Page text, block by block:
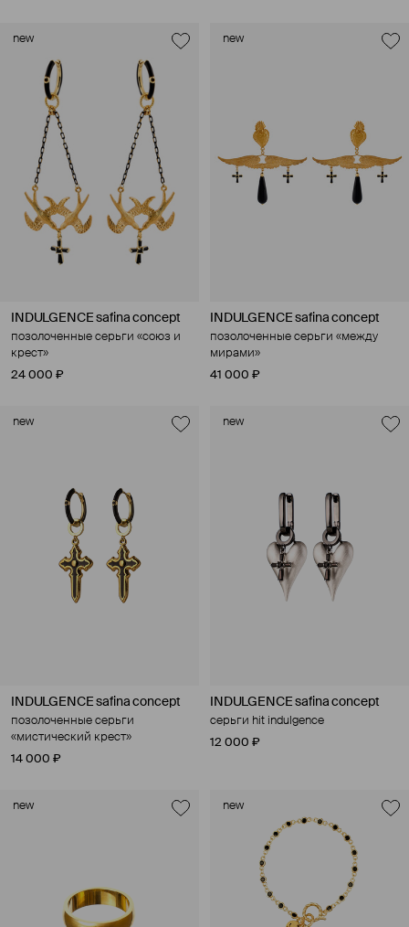
new
INDULGENCE safina concept
позолоченные серьги «союз и
крест»
24 000 ₽
new
INDULGENCE safina concept
позолоченные серьги «между
мирами»
41 000 ₽
new
INDULGENCE safina concept
позолоченные серьги
«мистический крест»
14 000 ₽
new
INDULGENCE safina concept
серьги hit indulgence
12 000 ₽
new new